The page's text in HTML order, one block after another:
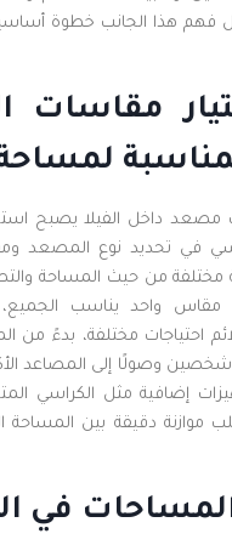
فهم هذا الجانب خطوة
مقاسات
مصعد داخل الفيلا يصبح
في تحديد نوع المصعد
من حيث المساحة
مقاس واحد يناسب
احتياجات مختلفة، بدءً من
وصولًا إلى المصاعد
إضافية مثل الكراسي
موازنة دقيقة بين المساحة
في